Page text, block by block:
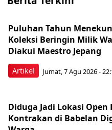
Artikel
Puluhan Tahun
Koleksi Beringin Milik
Diakui Maestro Jepang
Jumat, 7 Agu 2026 -
Diduga Jadi Lokasi Open
Kontrakan di Babelan